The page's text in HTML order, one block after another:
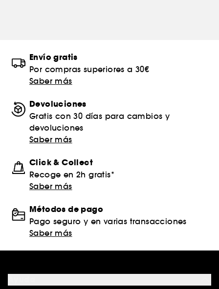
Envío gratis
Por compras superiores a 30€
Saber más
Devoluciones
Gratis con 30 días para cambios y
devoluciones
Saber más
Click & Collect
Recoge en 2h gratis*
Saber más
Métodos de pago
Pago seguro y en varias transacciones
Saber más